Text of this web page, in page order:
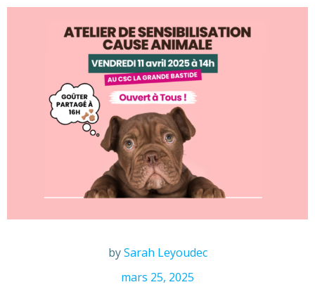
bySarah Leyoudec
mars 25, 2025